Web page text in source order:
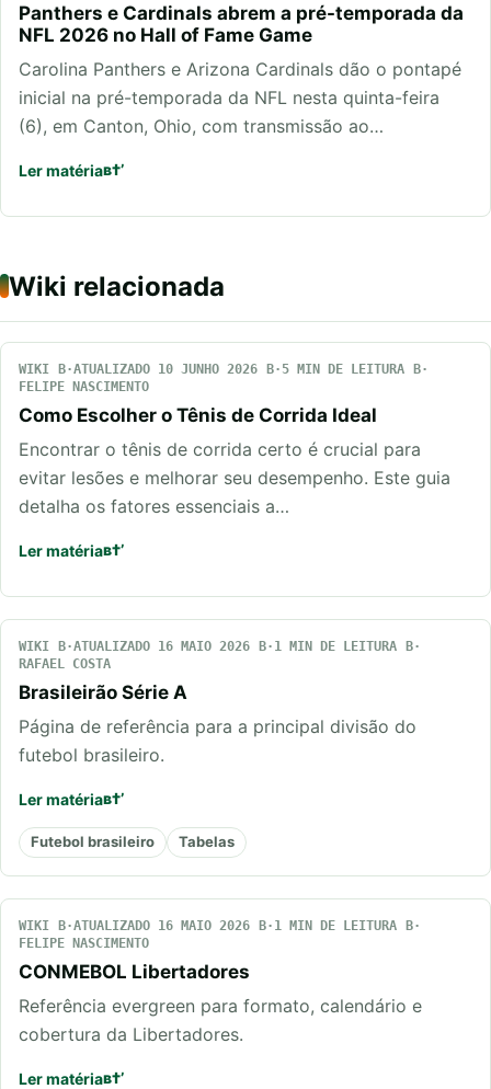
Panthers e Cardinals abrem a pré-temporada da
NFL 2026 no Hall of Fame Game
Carolina Panthers e Arizona Cardinals dão o pontapé
inicial na pré-temporada da NFL nesta quinta-feira
(6), em Canton, Ohio, com transmissão ao…
Ler matéria
Wiki relacionada
WIKI ATUALIZADO 10 JUNHO 2026
5 MIN DE LEITURA
FELIPE NASCIMENTO
Como Escolher o Tênis de Corrida Ideal
Encontrar o tênis de corrida certo é crucial para
evitar lesões e melhorar seu desempenho. Este guia
detalha os fatores essenciais a…
Ler matéria
WIKI ATUALIZADO 16 MAIO 2026
1 MIN DE LEITURA
RAFAEL COSTA
Brasileirão Série A
Página de referência para a principal divisão do
futebol brasileiro.
Ler matéria
Futebol brasileiro Tabelas
WIKI ATUALIZADO 16 MAIO 2026
1 MIN DE LEITURA
FELIPE NASCIMENTO
CONMEBOL Libertadores
Referência evergreen para formato, calendário e
cobertura da Libertadores.
Ler matéria